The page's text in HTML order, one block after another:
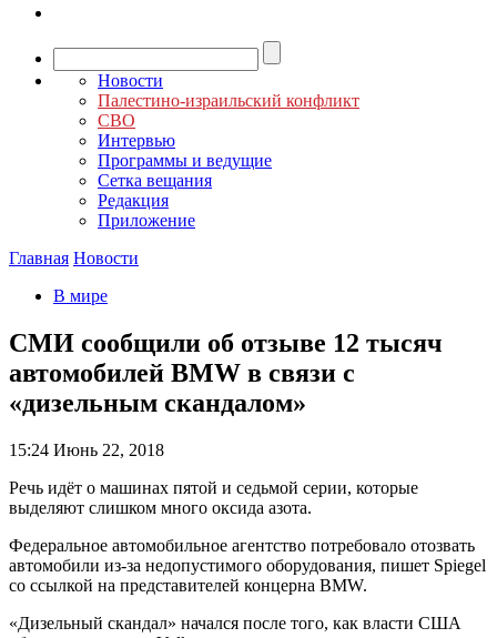
Новости
Палестино-израильский конфликт
СВО
Интервью
Программы и ведущие
Сетка вещания
Редакция
Приложение
Главная Новости
В мире
СМИ сообщили об отзыве 12 тысяч
автомобилей BMW в связи с
«дизельным скандалом»
15:24 Июнь 22, 2018
Речь идёт о машинах пятой и седьмой серии, которые
выделяют слишком много оксида азота.
Федеральное автомобильное агентство потребовало отозвать
автомобили из-за недопустимого оборудования, пишет Spiegel
со ссылкой на представителей концерна BMW.
«Дизельный скандал» начался после того, как власти США